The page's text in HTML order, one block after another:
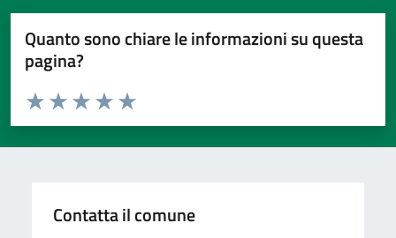
Quanto sono chiare le informazioni su questa
pagina?
Valuta da 1 a 5 stelle la pagina
Valuta 5 stelle su 5
Valuta 4 stelle su 5
Valuta 3 stelle su 5
Valuta 2 stelle su 5
Valuta 1 stelle su 5
Contatta il comune